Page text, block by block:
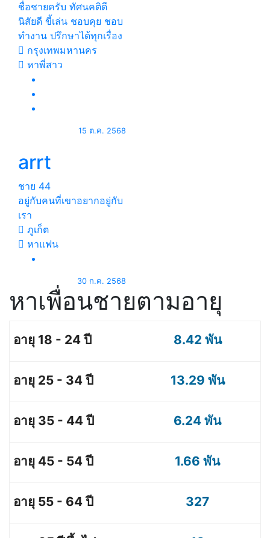
ชื่อชายครับ ทัศนคติดี
นิสัยดี ขี้เล่น ชอบคุย ชอบ
ทำงาน ปรึกษาได้ทุกเรื่อง
กรุงเทพมหานคร
หาพี่สาว
15 ต.ค. 2568
arrt
ชาย 44
อยู่กับคนที่เขาอยากอยู่กับ
เรา
ภูเก็ต
หาแฟน
30 ก.ค. 2568
หาเพื่อนชายตามอายุ
8.42 พัน
13.29 พัน
6.24 พัน
1.66 พัน
327